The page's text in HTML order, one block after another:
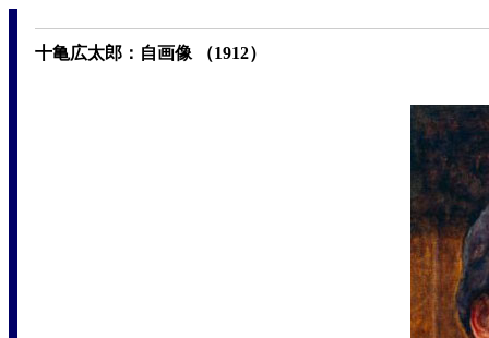
十亀広太郎：自画像 （1912）